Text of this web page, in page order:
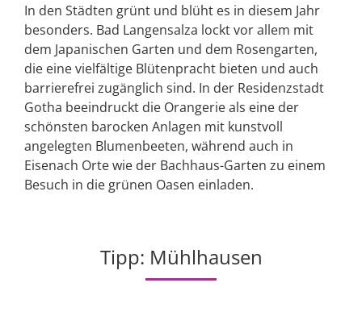
In den Städten grünt und blüht es in diesem Jahr
besonders. Bad Langensalza lockt vor allem mit
dem Japanischen Garten und dem Rosengarten,
die eine vielfältige Blütenpracht bieten und auch
barrierefrei zugänglich sind. In der Residenzstadt
Gotha beeindruckt die Orangerie als eine der
schönsten barocken Anlagen mit kunstvoll
angelegten Blumenbeeten, während auch in
Eisenach Orte wie der Bachhaus-Garten zu einem
Besuch in die grünen Oasen einladen.
Tipp: Mühlhausen